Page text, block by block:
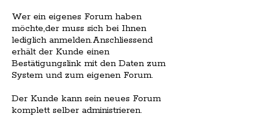
Wer ein eigenes Forum haben
möchte,der muss sich bei Ihnen
lediglich anmelden.Anschliessend
erhält der Kunde einen
Bestätigungslink mit den Daten zum
System und zum eigenen Forum.
Der Kunde kann sein neues Forum
komplett selber administrieren.